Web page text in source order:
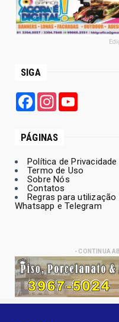
SIGA
FacebookInstagram
PÁGINAS
Política de Privacidade
Termo de Uso
Sobre Nós
Contatos
Regras para
Whatsapp e Telegram
- CONTINUA